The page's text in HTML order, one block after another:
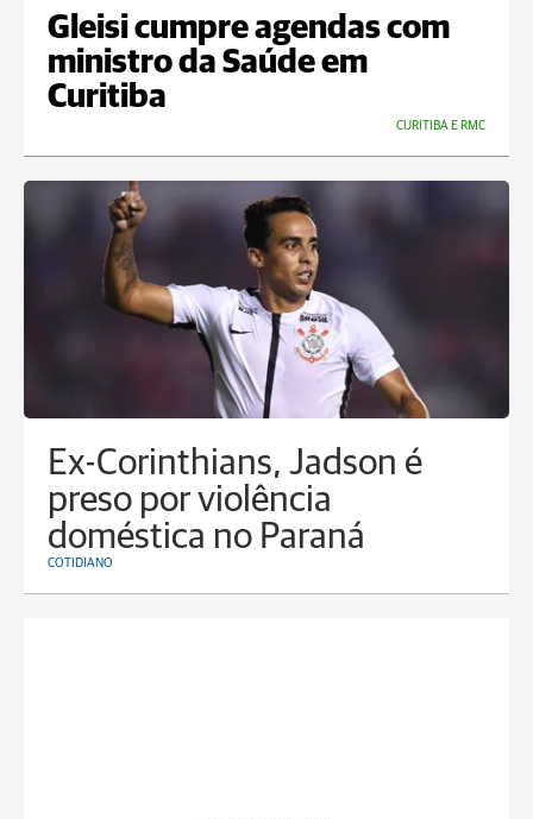
Gleisi cumpre agendas com
ministro da Saúde em
Curitiba
CURITIBA E RMC
Ex-Corinthians, Jadson é
preso por violência
doméstica no Paraná
COTIDIANO